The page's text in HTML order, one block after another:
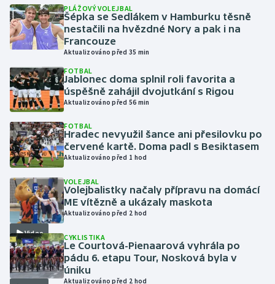
Jezdectví
Judo
Krasobruslení
Lezení
Lyže a snowboard
Moderní pětiboj
Motorsport
Olympijské hry
Parasport
PLÁŽOVÝ VOLEJBAL
Šépka se Sedlákem v Hamburku těsně
nestačili na hvězdné Nory a pak i na
Francouze
Aktualizováno před 35 min
FOTBAL
Jablonec doma splnil roli favorita a
úspěšně zahájil dvojutkání s Rigou
Aktualizováno před 56 min
FOTBAL
Hradec nevyužil šance ani přesilovku po
červené kartě. Doma padl s Besiktasem
Aktualizováno před 1 hod
Video
VOLEJBAL
Volejbalistky načaly přípravu na domácí
ME vítězně a ukázaly maskota
Aktualizováno před 2 hod
CYKLISTIKA
Le Courtová-Pienaarová vyhrála po
pádu 6. etapu Tour, Nosková byla v
úniku
Aktualizováno před 2 hod